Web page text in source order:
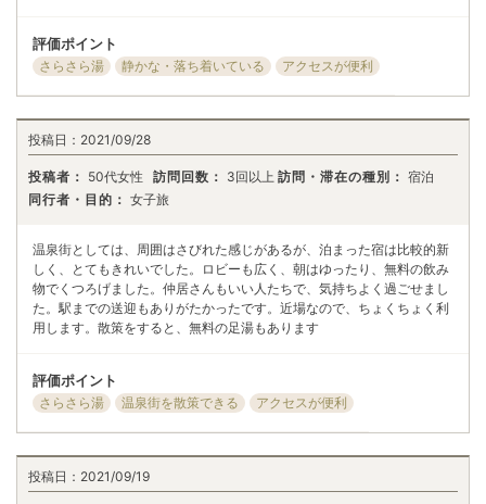
評価ポイント
さらさら湯 静かな・落ち着いている アクセスが便利
投稿日： 2021/09/28
投稿者： 50代女性 訪問回数： 3回以上 訪問・滞在の種別： 宿泊
同行者・目的： 女子旅
温泉街としては、周囲はさびれた感じがあるが、泊まった宿は比較的新
しく、とてもきれいでした。ロビーも広く、朝はゆったり、無料の飲み
物でくつろげました。仲居さんもいい人たちで、気持ちよく過ごせまし
た。駅までの送迎もありがたかったです。近場なので、ちょくちょく利
用します。散策をすると、無料の足湯もあります
評価ポイント
さらさら湯 温泉街を散策できる アクセスが便利
投稿日： 2021/09/19